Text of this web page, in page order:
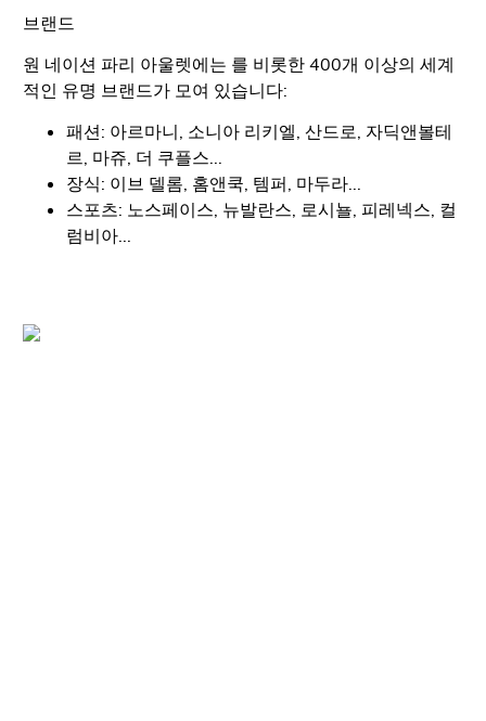
브랜드
원 네이션 파리 아울렛에는 를 비롯한 400개 이상의 세계
적인 유명 브랜드가 모여 있습니다:
패션: 아르마니, 소니아 리키엘, 산드로, 자딕앤볼테
르, 마쥬, 더 쿠플스...
장식: 이브 델롬, 홈앤쿡, 템퍼, 마두라...
스포츠: 노스페이스, 뉴발란스, 로시뇰, 피레넥스, 컬
럼비아...